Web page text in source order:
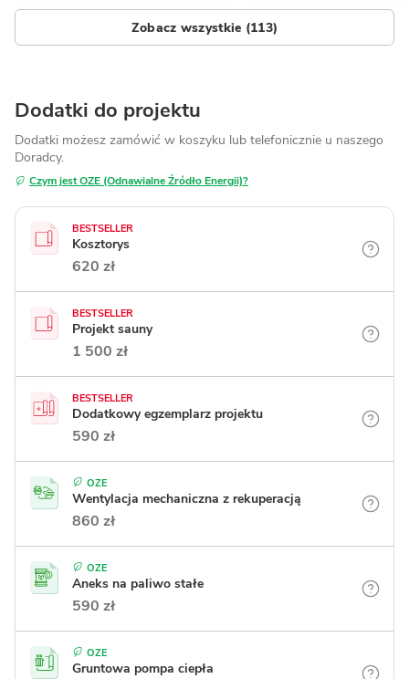
Zobacz wszystkie (113)
Dodatki do projektu
Dodatki możesz zamówić w koszyku lub telefonicznie u naszego
Doradcy.
Czym jest OZE (Odnawialne Źródło Energii)?
BESTSELLER
Kosztorys
620 zł
BESTSELLER
Projekt sauny
1 500 zł
BESTSELLER
Dodatkowy egzemplarz projektu
590 zł
OZE
Wentylacja mechaniczna z rekuperacją
860 zł
OZE
Aneks na paliwo stałe
590 zł
OZE
Gruntowa pompa ciepła